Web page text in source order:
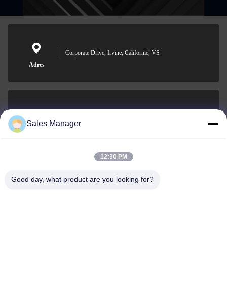
Adres
Corporate Drive, Irvine, Californië, VS
001-512-7443871
Sales Manager
12:30 PM
Good day, what product are you looking for?